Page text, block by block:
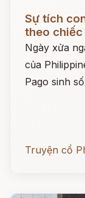
Sự tích
theo chiếc
Ngày xửa
của
Pago sinh
Truyện cổ